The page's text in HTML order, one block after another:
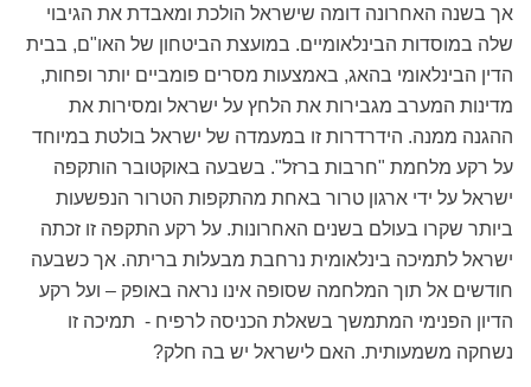
אך בשנה האחרונה דומה שישראל הולכת ומאבדת את הגיבוי
שלה במוסדות הבינלאומיים. במועצת הביטחון של האו"ם, בבית
הדין הבינלאומי בהאג, באמצעות מסרים פומביים יותר ופחות,
מדינות המערב מגבירות את הלחץ על ישראל ומסירות את
ההגנה ממנה. הידרדרות זו במעמדה של ישראל בולטת במיוחד
על רקע מלחמת "חרבות ברזל". בשבעה באוקטובר הותקפה
ישראל על ידי ארגון טרור באחת מהתקפות הטרור הנפשעות
ביותר שקרו בעולם בשנים האחרונות. על רקע התקפה זו זכתה
ישראל לתמיכה בינלאומית נרחבת מבעלות בריתה. אך כשבעה
חודשים אל תוך המלחמה שסופה אינו נראה באופק – ועל רקע
הדיון הפנימי המתמשך בשאלת הכניסה לרפיח - תמיכה זו
נשחקה משמעותית. האם לישראל יש בה חלק?